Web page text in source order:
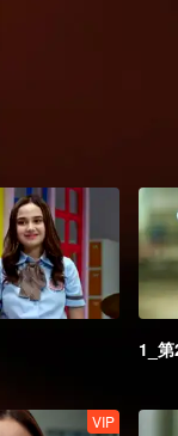
lama
Iqbal dan Alister
kali Ana
1_
VIP